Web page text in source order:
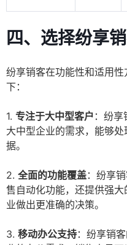
四、选择纷享
纷享销客在功能性和适用
下：
1. 专注于大中型客户 ：纷
大中型企业的需求，能够
据。
2. 全面的功能覆盖：纷享
售自动化功能，还提供强
业做出更准确的决策。
3. 移动办公支持：纷享销